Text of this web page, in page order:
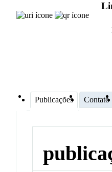
Publicações Contato